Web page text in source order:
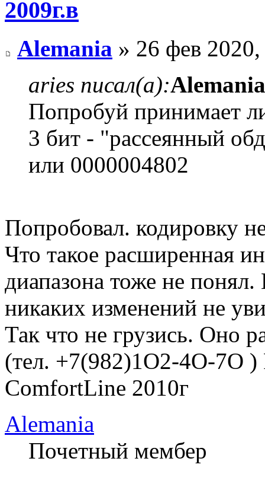
2009г.в
Alemania » 26 фев
aries писал(а):Alemania
Попробуй принимает
3 бит - "рассеянный
или 0000004802
Попробовал. кодировку
Что такое расширенная
диапазона тоже не понял.
никаких изменений не
Так что не грузись. Оно
(тел. +7(982)1O2-4O-7O
ComfortLine 2010г
Alemania
Почетный мембер